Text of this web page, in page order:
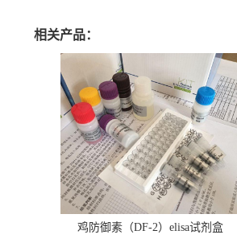
相关产品：
鸡防御素（DF-2）elisa试剂盒